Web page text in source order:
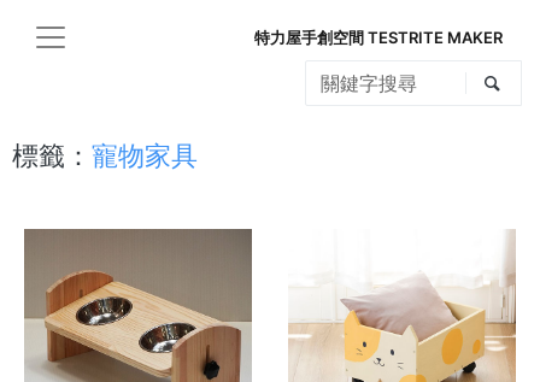
特力屋手創空間 TESTRITE MAKER
標籤： 寵物家具